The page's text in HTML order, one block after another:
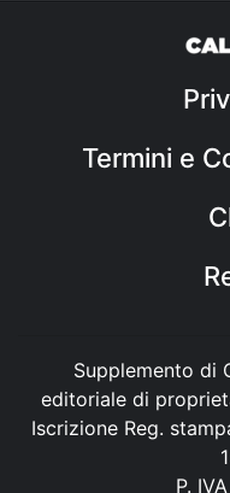
Termini e
Supplemento di
editoriale di
Iscrizione Reg.
P.